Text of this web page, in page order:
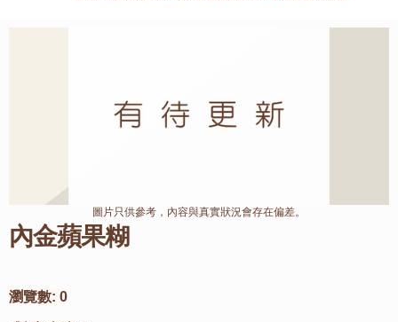
內金蘋果糊
瀏覽數: 0
圖片只供參考，內容與真實狀況會存在偏差。